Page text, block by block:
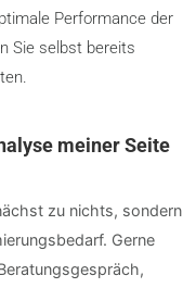
Performance der
Sie selbst bereits
meiner Seite
zu nichts, sondern
Gerne